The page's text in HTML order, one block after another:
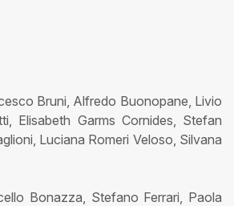
Bruni, Alfredo Buonopane, Livio
Elisabeth Garms Cornides, Stefan
Luciana Romeri Veloso, Silvana
Bonazza, Stefano Ferrari, Paola